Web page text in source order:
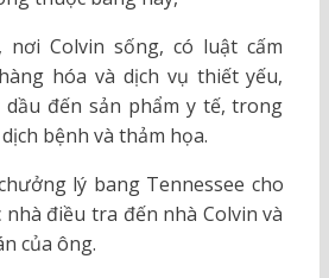
nơi Colvin sống, có luật cấm
hóa và dịch vụ thiết yếu,
dầu đến sản phẩm y tế, trong
bệnh và thảm họa.
lý bang Tennessee cho
điều tra đến nhà Colvin và
của ông.